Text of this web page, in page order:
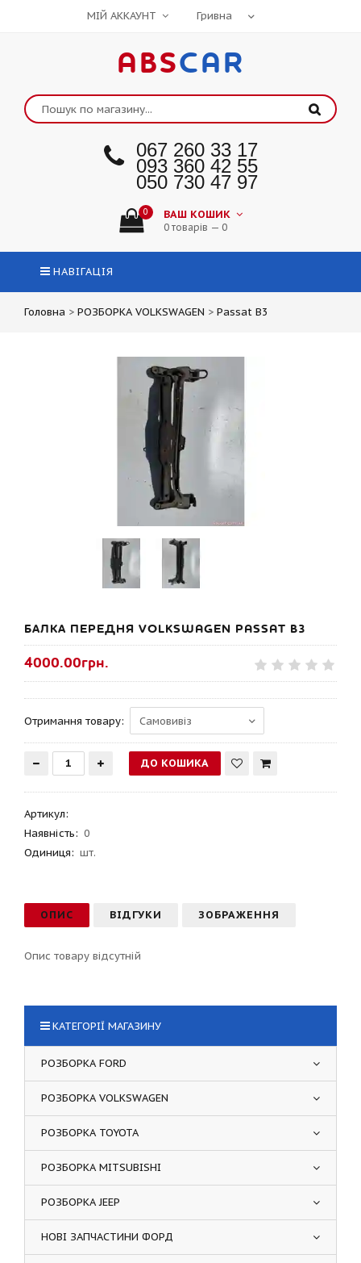
МІЙ АККАУНТ
ABSCAR
067 260 33 17
093 360 42 55
050 730 47 97
0 ВАШ КОШИК
0 товарів — 0
НАВІГАЦІЯ
Головна > РОЗБОРКА VOLKSWAGEN > Passat B3
БАЛКА ПЕРЕДНЯ VOLKSWAGEN PASSAT B3
4000.00грн.
Отримання товару:
Артикул:
Наявність: 0
Одиниця: шт.
ОПИС ВІДГУКИ ЗОБРАЖЕННЯ
Опис товару відсутній
КАТЕГОРІЇ МАГАЗИНУ
РОЗБОРКА FORD
РОЗБОРКА VOLKSWAGEN
РОЗБОРКА TOYOTA
РОЗБОРКА MITSUBISHI
РОЗБОРКА JEEP
НОВІ ЗАПЧАСТИНИ ФОРД